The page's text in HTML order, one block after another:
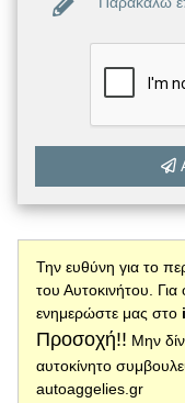
Την ευθύνη για το
του Αυτοκινήτου.
ενημερώστε μας στο
Προσοχή!! Μην
αυτοκίνητο
autoaggelies.gr